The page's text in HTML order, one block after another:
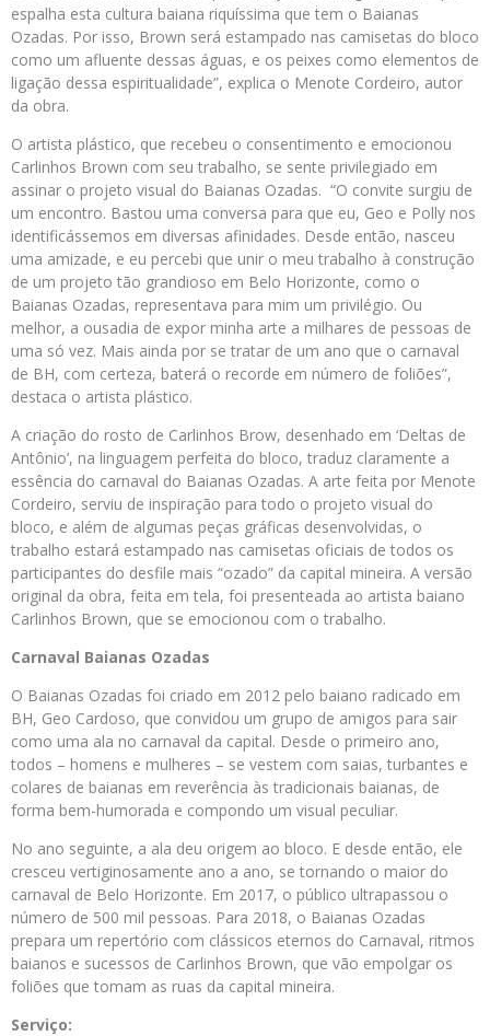
espalha esta cultura baiana riquíssima que tem o Baianas
Ozadas. Por isso, Brown será estampado nas camisetas do bloco
como um afluente dessas águas, e os peixes como elementos de
ligação dessa espiritualidade”, explica o Menote Cordeiro, autor
da obra.
O artista plástico, que recebeu o consentimento e emocionou
Carlinhos Brown com seu trabalho, se sente privilegiado em
assinar o projeto visual do Baianas Ozadas. “O convite surgiu de
um encontro. Bastou uma conversa para que eu, Geo e Polly nos
identificássemos em diversas afinidades. Desde então, nasceu
uma amizade, e eu percebi que unir o meu trabalho à construção
de um projeto tão grandioso em Belo Horizonte, como o
Baianas Ozadas, representava para mim um privilégio. Ou
melhor, a ousadia de expor minha arte a milhares de pessoas de
uma só vez. Mais ainda por se tratar de um ano que o carnaval
de BH, com certeza, baterá o recorde em número de foliões”,
destaca o artista plástico.
A criação do rosto de Carlinhos Brow, desenhado em ‘Deltas de
Antônio’, na linguagem perfeita do bloco, traduz claramente a
essência do carnaval do Baianas Ozadas. A arte feita por Menote
Cordeiro, serviu de inspiração para todo o projeto visual do
bloco, e além de algumas peças gráficas desenvolvidas, o
trabalho estará estampado nas camisetas oficiais de todos os
participantes do desfile mais “ozado” da capital mineira. A versão
original da obra, feita em tela, foi presenteada ao artista baiano
Carlinhos Brown, que se emocionou com o trabalho.
Carnaval Baianas Ozadas
O Baianas Ozadas foi criado em 2012 pelo baiano radicado em
BH, Geo Cardoso, que convidou um grupo de amigos para sair
como uma ala no carnaval da capital. Desde o primeiro ano,
todos – homens e mulheres – se vestem com saias, turbantes e
colares de baianas em reverência às tradicionais baianas, de
forma bem-humorada e compondo um visual peculiar.
No ano seguinte, a ala deu origem ao bloco. E desde então, ele
cresceu vertiginosamente ano a ano, se tornando o maior do
carnaval de Belo Horizonte. Em 2017, o público ultrapassou o
número de 500 mil pessoas. Para 2018, o Baianas Ozadas
prepara um repertório com clássicos eternos do Carnaval, ritmos
baianos e sucessos de Carlinhos Brown, que vão empolgar os
foliões que tomam as ruas da capital mineira.
Serviço: